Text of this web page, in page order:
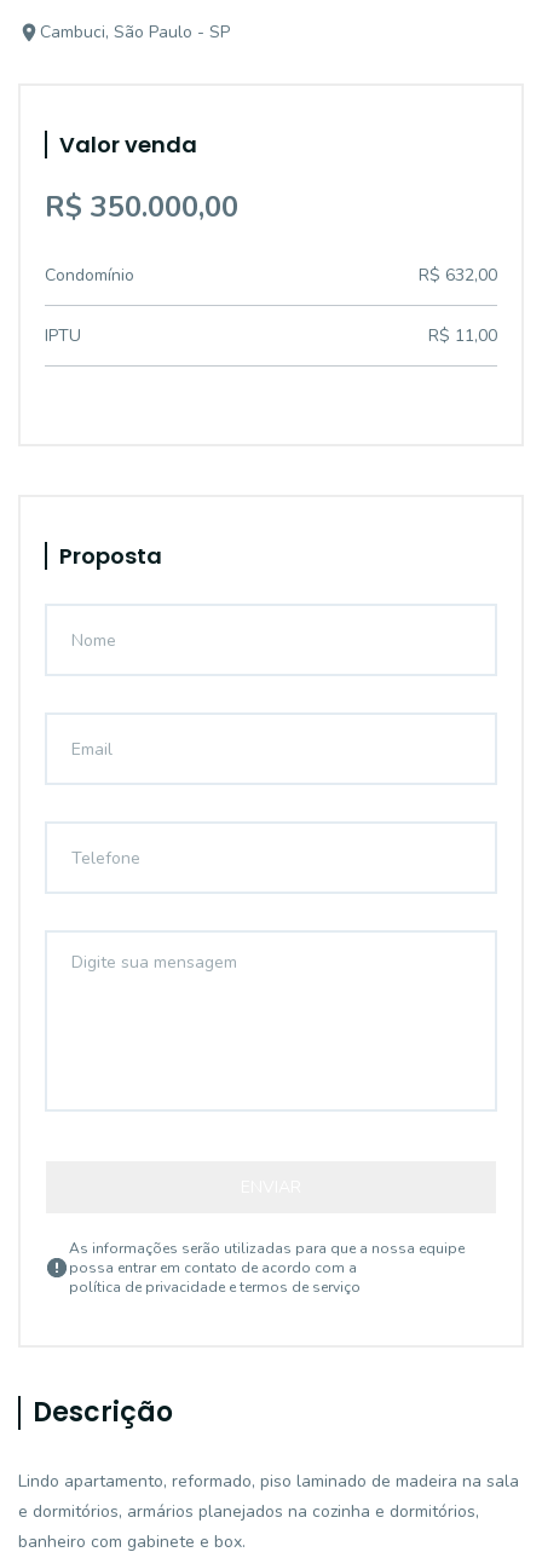
Cambuci, São Paulo - SP
Valor venda
R$ 350.000,00
Condomínio R$ 632,00
IPTU R$ 11,00
Proposta
As informações serão utilizadas para que a nossa equipe
possa entrar em contato de acordo com a
política de privacidade e termos de serviço
Descrição
Lindo apartamento, reformado, piso laminado de madeira na sala
e dormitórios, armários planejados na cozinha e dormitórios,
banheiro com gabinete e box.